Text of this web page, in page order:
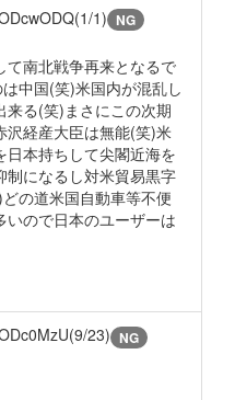
1) NG
て南北戦争再来となるで
中国(笑)米国内が混乱し
来る(笑)まさにこの次期
沢経産大臣は無能(笑)米
日本持ちして尖閣近海を
制になるし対米貿易黒字
の道米国自動車等不便
いので日本のユーザーは
23) NG